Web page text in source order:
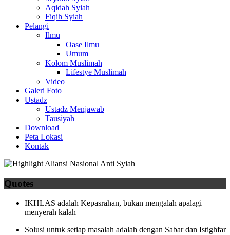
Aqidah Syiah
Fiqih Syiah
Pelangi
Ilmu
Oase Ilmu
Umum
Kolom Muslimah
Lifestye Muslimah
Video
Galeri Foto
Ustadz
Ustadz Menjawab
Tausiyah
Download
Peta Lokasi
Kontak
Quotes
IKHLAS adalah Kepasrahan, bukan mengalah apalagi
menyerah kalah
Solusi untuk setiap masalah adalah dengan Sabar dan Istighfar